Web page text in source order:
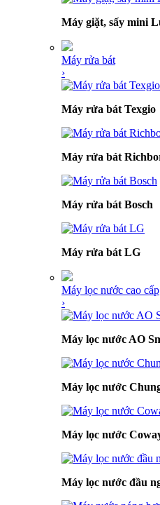
Máy giặt, sấy mini
Máy rửa bát
›
Máy rửa bát Texgio
Máy rửa bát
Máy rửa bát Bosch
Máy rửa bát LG
Máy lọc nước cao cấp
›
Máy lọc nước AO
Máy lọc nước
Máy lọc nước
Máy lọc nước đầu